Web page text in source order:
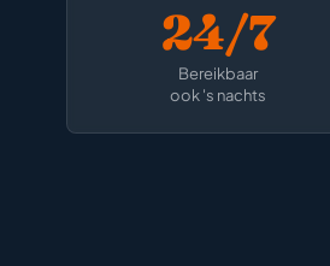
24/7
Bereikbaar
ook 's nachts